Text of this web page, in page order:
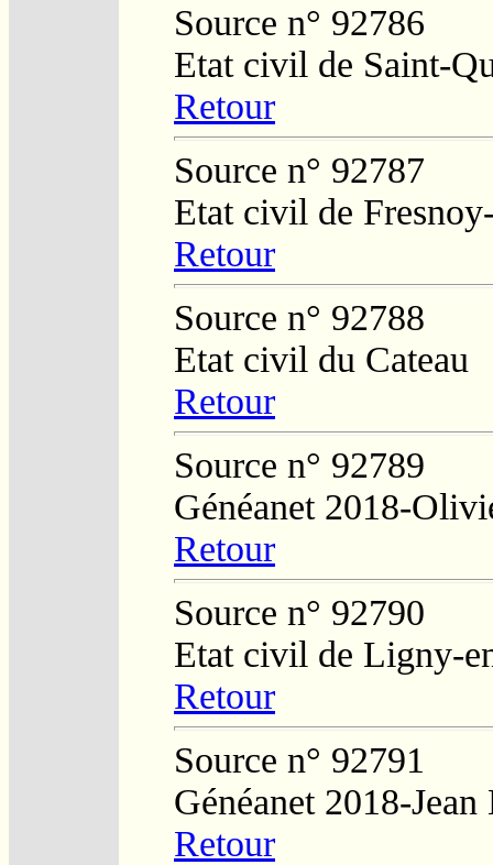
Source n° 92786
Etat civil de Saint-
Retour
Source n° 92787
Etat civil de
Retour
Source n° 92788
Etat civil du Cateau
Retour
Source n° 92789
Généanet 2018-
Retour
Source n° 92790
Etat civil de Ligny-
Retour
Source n° 92791
Généanet 2018-
Retour